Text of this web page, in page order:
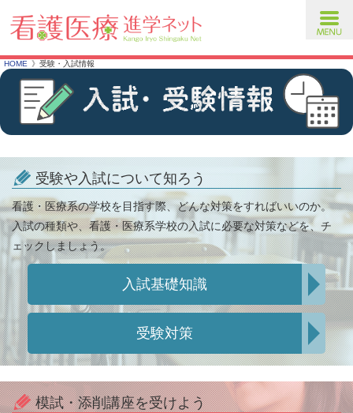
HOME 受験・入試情報
受験や入試について知ろう
看護・医療系の学校を目指す際、どんな対策をすればいいのか。
入試の種類や、看護・医療系学校の入試に必要な対策などを、チ
ェックしましょう。
入試基礎知識
受験対策
模試・添削講座を受けよう